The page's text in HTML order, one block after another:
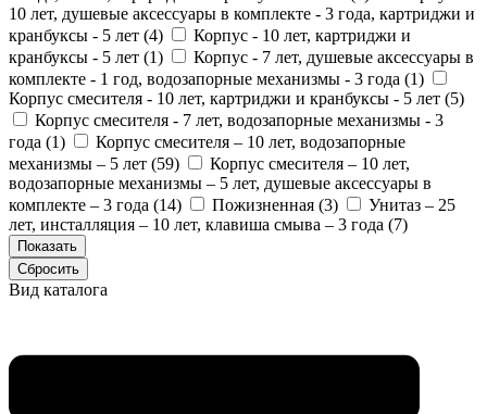
10 лет, душевые аксессуары в комплекте - 3 года, картриджи и
кранбуксы - 5 лет (4)
Корпус - 10 лет, картриджи и
кранбуксы - 5 лет (1)
Корпус - 7 лет, душевые аксессуары в
комплекте - 1 год, водозапорные механизмы - 3 года (1)
Корпус смесителя - 10 лет, картриджи и кранбуксы - 5 лет (5)
Корпус смесителя - 7 лет, водозапорные механизмы - 3
года (1)
Корпус смесителя – 10 лет, водозапорные
механизмы – 5 лет (59)
Корпус смесителя – 10 лет,
водозапорные механизмы – 5 лет, душевые аксессуары в
комплекте – 3 года (14) Пожизненная (3)
Унитаз – 25
лет, инсталляция – 10 лет, клавиша смыва – 3 года (7)
Вид каталога